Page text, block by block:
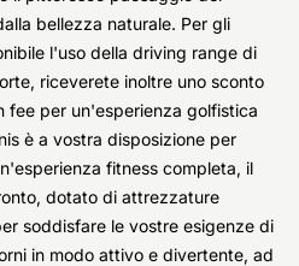
bellezza naturale. Per gli
l'uso della driving range di
riceverete inoltre uno sconto
fee per un'esperienza golfistica
è a vostra disposizione per
fitness completa, il
dotato di attrezzature
soddisfare le vostre esigenze di
in modo attivo e divertente, ad